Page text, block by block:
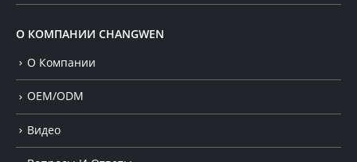
О КОМПАНИИ CHANGWEN
О Компании
OEM/ODM
Видео